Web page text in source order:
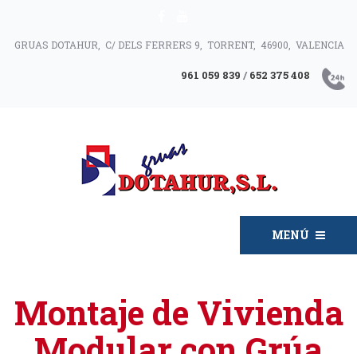
GRUAS DOTAHUR, C/ DELS FERRERS 9, TORRENT, 46900, VALENCIA
961 059 839 / 652 375 408
MENÚ
Montaje de Vivienda